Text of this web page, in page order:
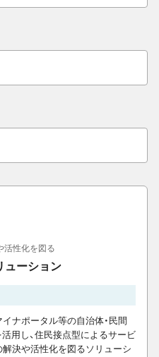
活性化を図る
ューション
ナポータル等の自治体・民間
活用し、住民接点型によるサービ
決や活性化を図るソリューシ